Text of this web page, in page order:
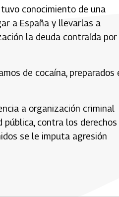
conocimiento de una
a España y llevarlas a
la deuda contraída
de cocaína, preparados
a organización criminal
contra los derechos
se le imputa agresión